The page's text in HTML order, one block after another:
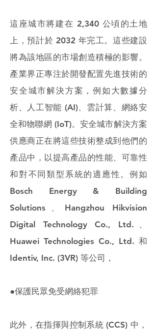
這座城市將建在 2,340 公頃的土地
上，預計於 2032 年完工。這些建設
將為該地區的市場創造積極的影響。
產業界正專注於開發配置先進技術的
安全城市解決方案，例如大數據分
析、人工智能 (AI)、雲計算、網絡安
全和物聯網 (IoT)。安全城市解決方案
供應商正在將這些技術整成到他們的
產品中，以提高產品的性能、可靠性
和對不同類型系統的適應性。例如
Bosch Energy & Building
Solutions、Hangzhou Hikvision
Digital Technology Co., Ltd.、
Huawei Technologies Co., Ltd. 和
Identiv, Inc. (3VR) 等公司，
●保護民眾免受網絡犯罪
此外，在指揮與控制系統 (CCS) 中，